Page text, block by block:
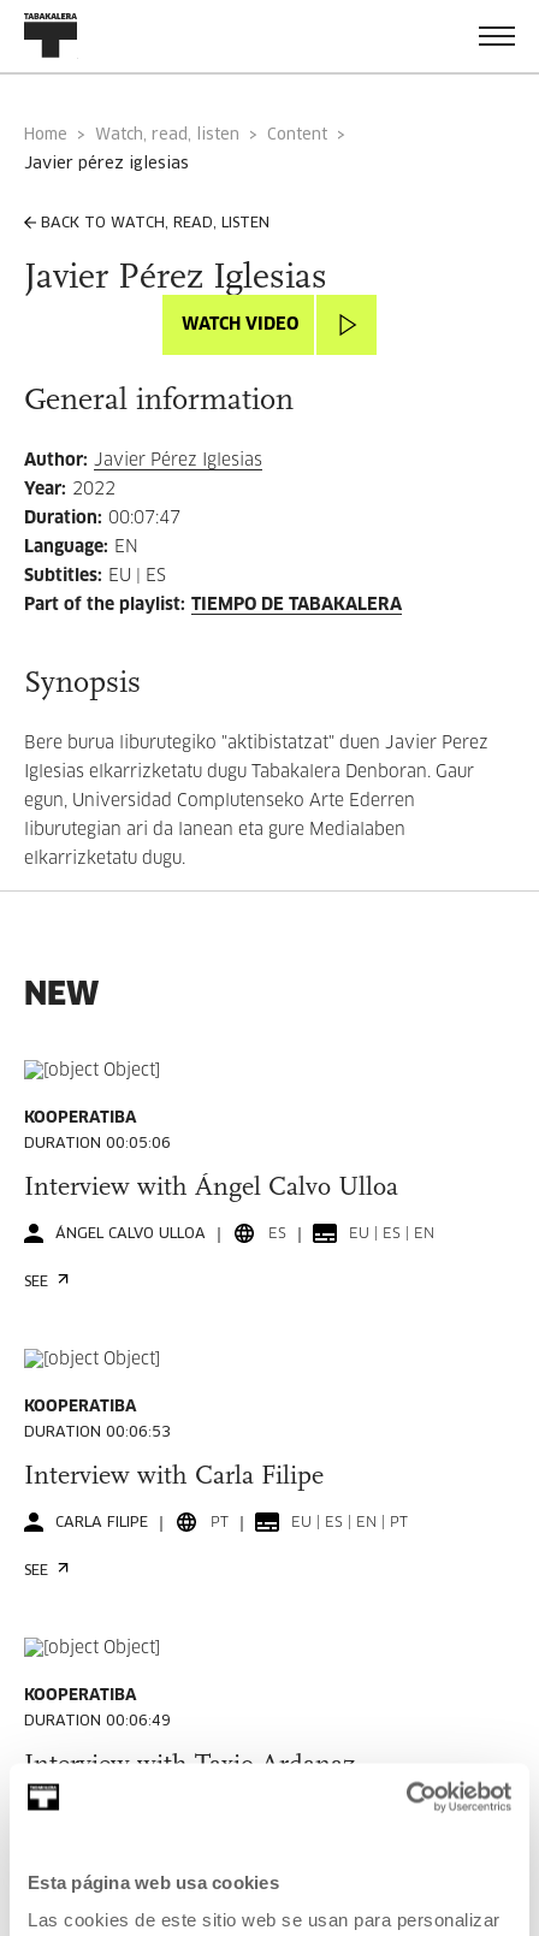
Esta página web usa cookies
Las cookies de este sitio web se usan para personalizar
Home Watch, read, listen
Content
javier pérez iglesias
BACK TO WATCH, READ, LISTEN
Javier Pérez Iglesias
WATCH VIDEO
General information
Author: Javier Pérez Iglesias
Year: 2022
Duration: 00:07:47
Language: EN
Subtitles: EU | ES
Part of the playlist: TIEMPO DE TABAKALERA
Synopsis
Bere burua liburutegiko "aktibistatzat" duen Javier Perez
Iglesias elkarrizketatu dugu Tabakalera Denboran. Gaur
egun, Universidad Complutenseko Arte Ederren
liburutegian ari da lanean eta gure Medialaben
elkarrizketatu dugu.
NEW
KOOPERATIBA
DURATION 00:05:06
Interview with Ángel Calvo Ulloa
ÁNGEL CALVO ULLOA ES EU | ES | EN
SEE
KOOPERATIBA
DURATION 00:06:53
Interview with Carla Filipe
CARLA FILIPE PT EU | ES | EN | PT
SEE
KOOPERATIBA
DURATION 00:06:49
Interview with Taxio Ardanaz
TAXIO ARDANAZ